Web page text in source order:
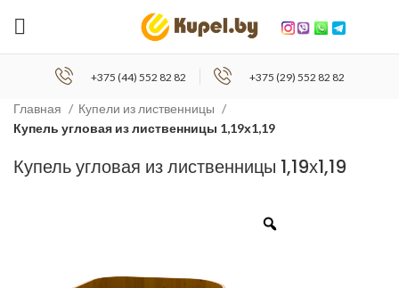
+375 (44) 552 82 82 +375 (29) 552 82 82
Главная
Купели из лиственницы
Купель угловая из лиственницы 1,19х1,19
Купель угловая из лиственницы 1,19х1,19